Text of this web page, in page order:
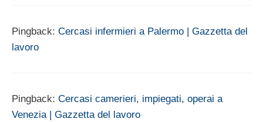
Pingback: Cercasi infermieri a Palermo | Gazzetta del
lavoro
Pingback: Cercasi camerieri, impiegati, operai a
Venezia | Gazzetta del lavoro